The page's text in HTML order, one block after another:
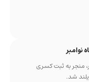
به ثبت کسری